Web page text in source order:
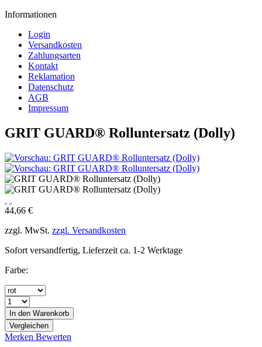
Informationen
Login
Versandkosten
Zahlungsarten
Kontakt
Reklamation
Datenschutz
AGB
Impressum
GRIT GUARD® Rolluntersatz (Dolly)
44,66 €
zzgl. MwSt. zzgl. Versandkosten
Sofort versandfertig, Lieferzeit ca. 1-2 Werktage
Farbe:
In den Warenkorb
Vergleichen
Merken Bewerten